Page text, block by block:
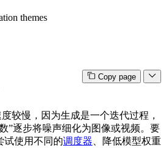
themes
Copy page
较慢，因为生成是一个迭代过程，
”逐步将噪声细化为图像或视频。要
试使用不同的调度器 、降低模型权重